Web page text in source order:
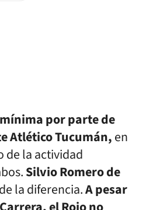
por parte de
Atlético Tucumán,en
de la actividad
Silvio Romero de
la diferencia.A pesar